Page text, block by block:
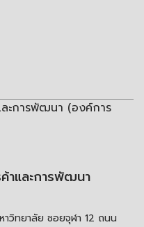
ละการพัฒนา (องค์การ
ค้าและการพัฒนา
วิทยาลัย ซอยจุฬา 12 ถนน